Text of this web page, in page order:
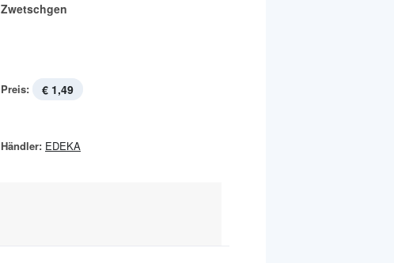
Zwetschgen
Preis: € 1,49
Händler: EDEKA